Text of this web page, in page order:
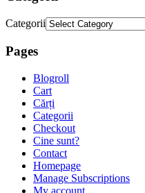
Categorii
Pages
Blogroll
Cart
Cărți
Categorii
Checkout
Cine sunt?
Contact
Homepage
Manage Subscriptions
My account